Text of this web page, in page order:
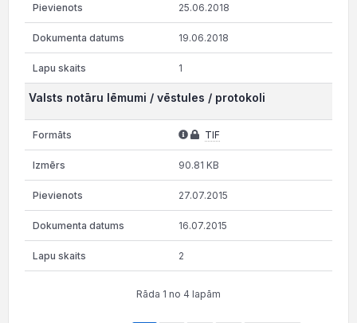
25.06.2018
19.06.2018
1
Valsts notāru lēmumi / vēstules / protokoli
TIF
90.81 KB
27.07.2015
16.07.2015
2
Rāda 1 no 4 lapām